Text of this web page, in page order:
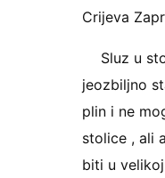
Crijeva
Sluz u
jeozbiljno
plin i ne
stolice , ali
biti u